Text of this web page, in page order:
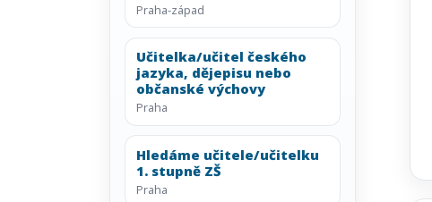
Praha-západ
Učitelka/učitel českého
jazyka, dějepisu nebo
občanské výchovy
Praha
Hledáme učitele/učitelku
1. stupně ZŠ
Praha